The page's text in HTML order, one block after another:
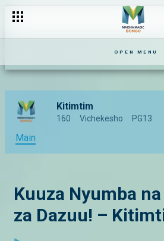
OPEN MENU
Kitimtim
160 Vichekesho PG13
Main
Kuuza Nyumba
za Dazuu! –